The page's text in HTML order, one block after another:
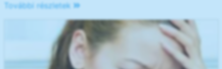
További részletek